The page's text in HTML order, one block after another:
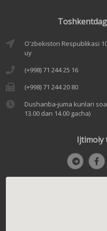
O'zbekiston Respublikasi
uy
(+998) 71 244 25 16
(+998) 71 244 20 80
Dushanba-juma kunlari
13.00 dan 14.00 gacha)
Ijtimoiy